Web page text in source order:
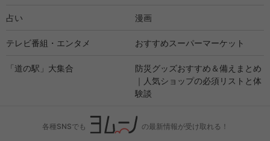
占い 漫画
テレビ番組・エンタメ おすすめスーパーマーケット
「道の駅」大集合
防災グッズおすすめ＆備えまとめ
｜人気ショップの必須リストと体
験談
各種SNSでも の最新情報が受け取れる！